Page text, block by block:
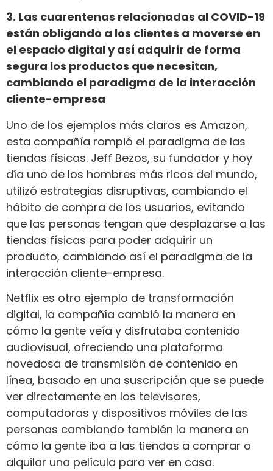
3. Las cuarentenas relacionadas al COVID-19
están obligando a los clientes a moverse en
el espacio digital y así adquirir de forma
segura los productos que necesitan,
cambiando el paradigma de la interacción
cliente-empresa
Uno de los ejemplos más claros es Amazon,
esta compañía rompió el paradigma de las
tiendas físicas. Jeff Bezos, su fundador y hoy
día uno de los hombres más ricos del mundo,
utilizó estrategias disruptivas, cambiando el
hábito de compra de los usuarios, evitando
que las personas tengan que desplazarse a las
tiendas físicas para poder adquirir un
producto, cambiando así el paradigma de la
interacción cliente-empresa.
Netflix es otro ejemplo de transformación
digital, la compañía cambió la manera en
cómo la gente veía y disfrutaba contenido
audiovisual, ofreciendo una plataforma
novedosa de transmisión de contenido en
línea, basado en una suscripción que se puede
ver directamente en los televisores,
computadoras y dispositivos móviles de las
personas cambiando también la manera en
cómo la gente iba a las tiendas a comprar o
alquilar una película para ver en casa.